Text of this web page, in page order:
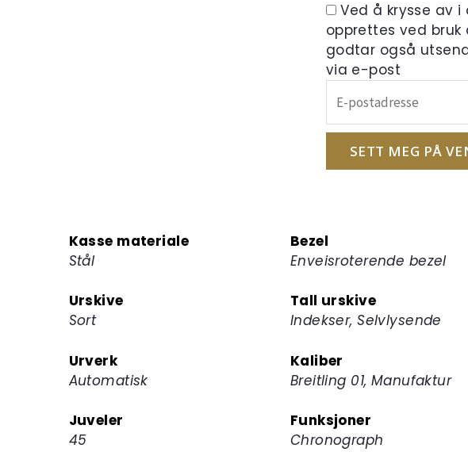
Ved å krysse av
opprettes ved
godtar også
via e-post
inn
e-
postadressen
din
deg
på
for
dette
SETT MEG PÅ
Kasse materiale
Stål
Bezel
Enveisroterende bezel
Urskive
Sort
Tall urskive
Indekser, Selvlysende
Urverk
Automatisk
Kaliber
Breitling 01, Manufaktur
Juveler
45
Funksjoner
Chronograph